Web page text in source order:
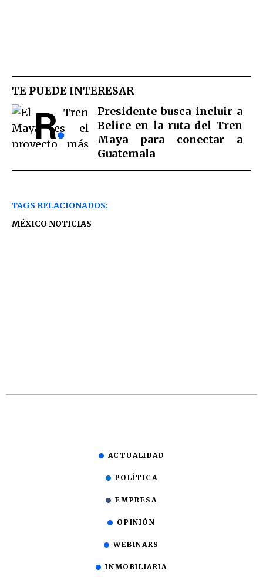
TE PUEDE INTERESAR
Presidente busca incluir a
Belice en la ruta del Tren
Maya para conectar a
Guatemala
TAGS RELACIONADOS:
MÉXICO NOTICIAS
ACTUALIDAD
POLÍTICA
EMPRESA
OPINIÓN
WEBINARS
INMOBILIARIA